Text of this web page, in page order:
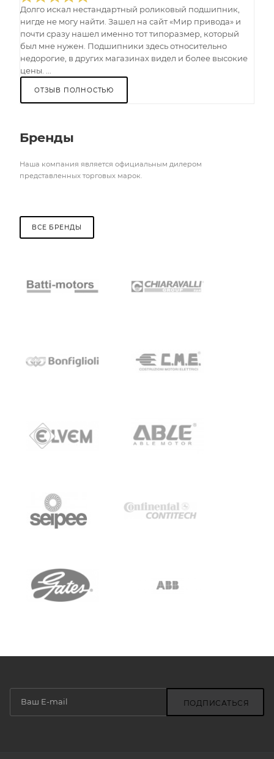
Долго искал нестандартный роликовый подшипник,
нигде не могу найти. Зашел на сайт «Мир привода» и
почти сразу нашел именно тот типоразмер, который
был мне нужен. Подшипники здесь относительно
недорогие, в других магазинах видел и более высокие
цены. ...
ОТЗЫВ ПОЛНОСТЬЮ
Бренды
Наша компания является официальным дилером
представленных торговых марок.
ВСЕ БРЕНДЫ
ПОДПИСАТЬСЯ